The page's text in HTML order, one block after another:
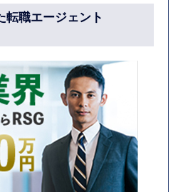
転職エージェント